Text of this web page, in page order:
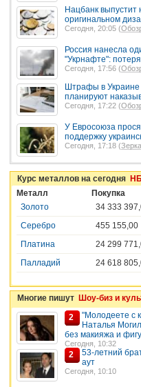
Нацбанк выпустит
оригинальном
Сегодня, 20:05 (
Россия нанесла
"Укрнафте":
Сегодня, 17:56 (
Штрафы в Украине
планируют
Сегодня, 17:22 (
У Евросоюза
поддержку
Сегодня, 17:18 (
Курс металлов на сегодня
Металл
Покупка
Золото
34 333
Серебро
455 155,00
Платина
24 299
Палладий
24 618
Многие пишут Шоу-биз и
2
"Молодеете с
Наталья
без макияжа и
Сегодня, 10:32
2
53-летний
аут
Сегодня, 10:10